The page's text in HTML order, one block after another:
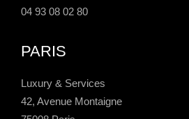
04 93 08 02 80
PARIS
Luxury & Services
42, Avenue Montaigne